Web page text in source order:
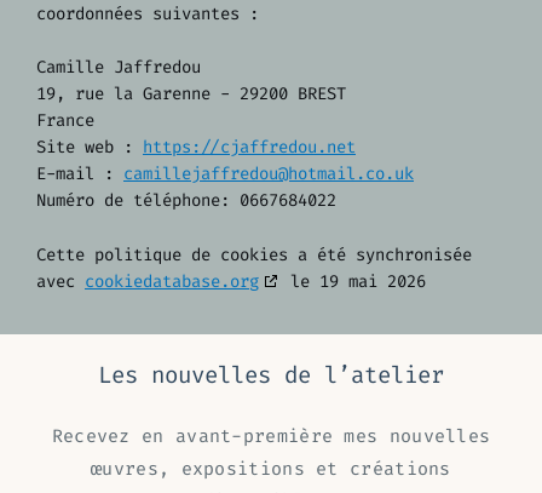
coordonnées suivantes :
Camille Jaffredou
19, rue la Garenne - 29200 BREST
France
Site web : https://cjaffredou.net
E-mail : camillejaffredou@hotmail.co.uk
Numéro de téléphone: 0667684022
Cette politique de cookies a été synchronisée
avec cookiedatabase.org le 19 mai 2026
Les nouvelles de l’atelier
Recevez en avant-première mes nouvelles
œuvres, expositions et créations